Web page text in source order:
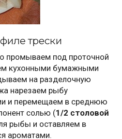
трески
промываем под проточной
кухонными бумажными
на разделочную
нарезаем рыбу
и перемещаем в среднюю
солью (1/2 столовой
рыбы и оставляем в
ароматами.